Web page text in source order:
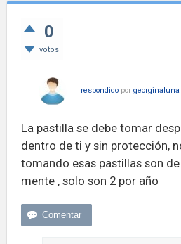
0
votos
respondido por georginaluna
La pastilla se debe tomar
dentro de ti y sin protección,
tomando esas pastillas son
mente , solo son 2 por año